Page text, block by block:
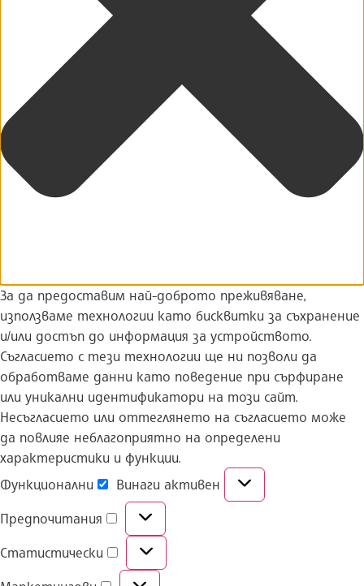
За да предоставим най-доброто преживяване,
използваме технологии като бисквитки за съхранение
и/или достъп до информация за устройството.
Съгласието с тези технологии ще ни позволи да
обработваме данни като поведение при сърфиране
или уникални идентификатори на този сайт.
Несъгласието или оттеглянето на съгласието може
да повлияе неблагоприятно на определени
характеристики и функции.
Функционални
Винаги активен
Предпочитания
Статистически